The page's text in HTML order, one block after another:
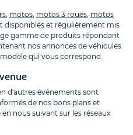
, motos, motos 3 roues, motos
disponibles et régulièrement mis
gamme de produits répondant
nos annonces de véhicules
qui vous correspond.
d'autres événements sont
de nos bons plans et
nous suivant sur les réseaux